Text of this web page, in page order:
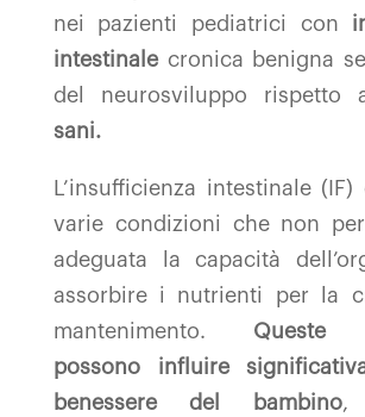
nei pazienti pediatrici con
intestinalecronica benigna
del neurosviluppo
sani.
L’insufficienza intestinale (IF)
varie condizioni che non
adeguata la capacità
assorbire i nutrienti per la
mantenimento. Queste
possono influire
benessere del bambino,